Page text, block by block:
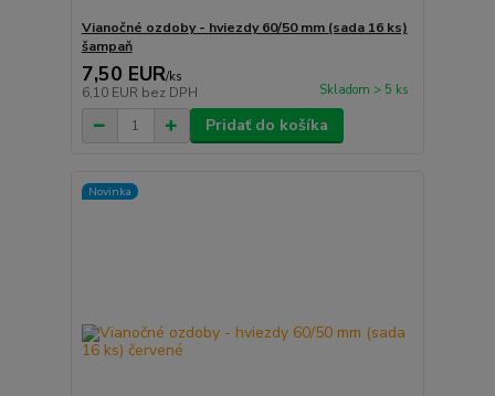
Vianočné ozdoby - hviezdy 60/50 mm (sada 16 ks)
šampaň
7,50 EUR/ks
6,10 EUR bez DPH Skladom > 5 ks
Pridať do košíka
Novinka